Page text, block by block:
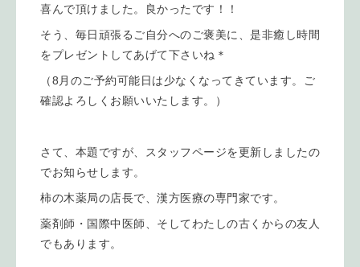
喜んで頂けました。良かったです！！
そう、毎日頑張るご自分へのご褒美に、是非癒し時間
をプレゼントしてあげて下さいね＊
（8月のご予約可能日は少なくなってきています。ご
確認よろしくお願いいたします。）
さて、本題ですが、スタッフページを更新しましたの
でお知らせします。
柿の木薬局の店長で、漢方医療の専門家です。
薬剤師・国際中医師、そしてわたしの古くからの友人
でもあります。